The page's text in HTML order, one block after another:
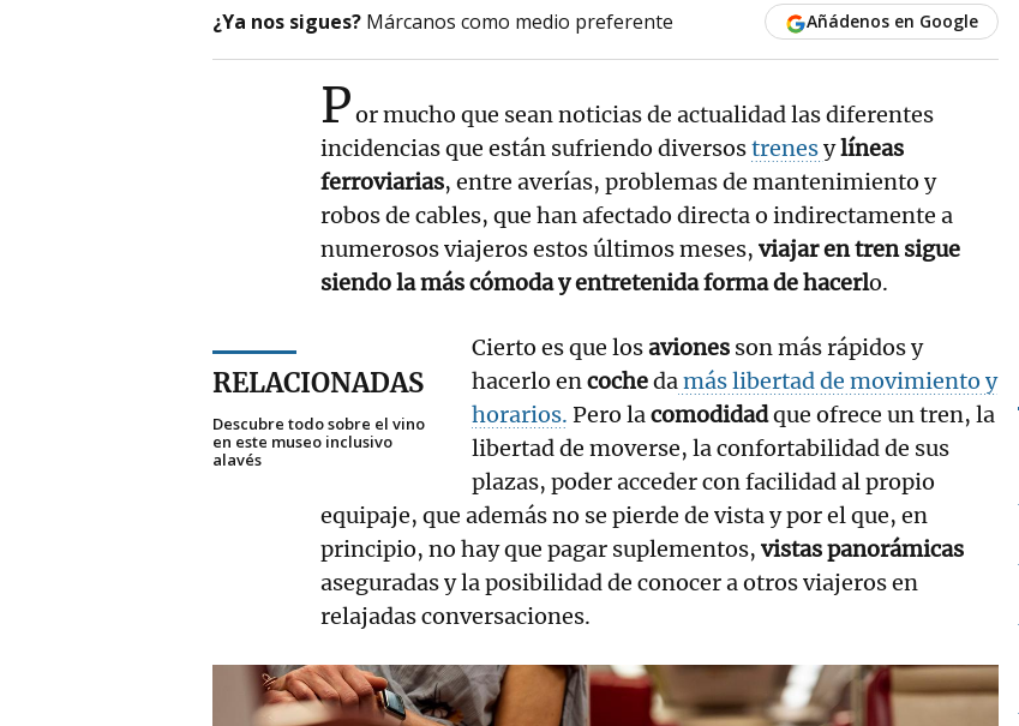
¿Ya nos sigues? Márcanos como medio preferente Añádenos en Google
Por mucho que sean noticias de actualidad las diferentes
incidencias que están sufriendo diversostrenesylíneas
ferroviarias, entre averías, problemas de mantenimiento y
robos de cables, que han afectado directa o indirectamente a
numerosos viajeros estos últimos meses, viajar en tren sigue
siendo la más cómoda y entretenida forma de hacerlo.
RELACIONADAS
Descubre todo sobre el vino
en este museo inclusivo
alavés
Cierto es que losaviones son más rápidos y
hacerlo encochedamás libertad de movimiento y
horarios. Pero lacomodidadque ofrece un tren, la
libertad de moverse, la confortabilidad de sus
plazas, poder acceder con facilidad al propio
equipaje, que además no se pierde de vista y por el que, en
principio, no hay que pagar suplementos, vistas panorámicas
aseguradas y la posibilidad de conocer a otros viajeros en
relajadas conversaciones.